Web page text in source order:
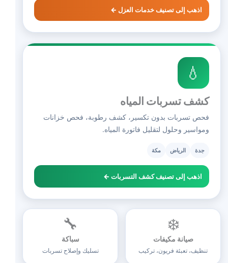
اذهب إلى تصنيف خدمات العزل ←
💧
كشف تسربات المياه
فحص تسربات بدون تكسير، كشف رطوبة، فحص خزانات
ومواسير وحلول لتقليل فاتورة المياه.
جدة الرياض مكة
اذهب إلى تصنيف كشف التسربات ←
❄️
صيانة مكيفات
تنظيف، تعبئة فريون، تركيب
🔧
سباكة
تسليك وإصلاح تسربات